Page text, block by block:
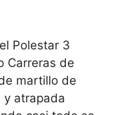
Polestar 3
Carreras de
martillo de
y atrapada